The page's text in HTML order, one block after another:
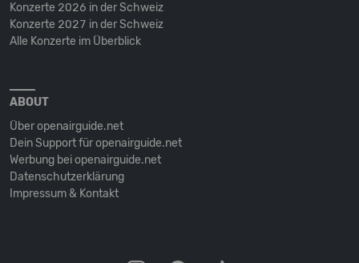
Konzerte 2026 in der Schweiz
Konzerte 2027 in der Schweiz
Alle Konzerte im Überblick
ABOUT
Über openairguide.net
Dein Support für openairguide.net
Werbung bei openairguide.net
Datenschutz­erklärung
Impressum & Kontakt